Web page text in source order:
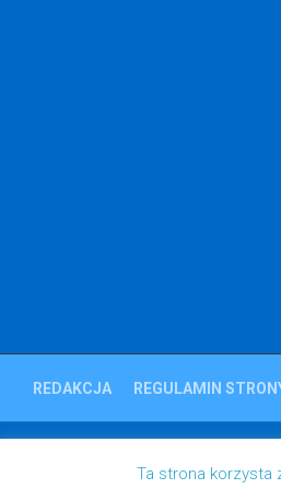
REDAKCJA REGULAMIN
Ziemia Strzelecka © 2023Ta strona korzysta